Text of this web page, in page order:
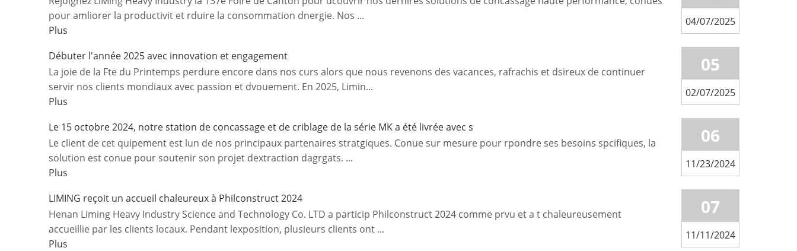
pour amliorer la productivit et rduire la consommation dnergie. Nos ...
Plus
04/07/2025
Débuter l'année 2025 avec innovation et engagement
La joie de la Fte du Printemps perdure encore dans nos curs alors que nous revenons des vacances, rafrachis et dsireux de continuer
servir nos clients mondiaux avec passion et dvouement. En 2025, Limin...
Plus
05
02/07/2025
Le 15 octobre 2024, notre station de concassage et de criblage de la série MK a été livrée avec s
Le client de cet quipement est lun de nos principaux partenaires stratgiques. Conue sur mesure pour rpondre ses besoins spcifiques, la
solution est conue pour soutenir son projet dextraction dagrgats. ...
Plus
06
11/23/2024
LIMING reçoit un accueil chaleureux à Philconstruct 2024
Henan Liming Heavy Industry Science and Technology Co. LTD a particip Philconstruct 2024 comme prvu et a t chaleureusement
accueillie par les clients locaux. Pendant lexposition, plusieurs clients ont ...
Plus
07
11/11/2024